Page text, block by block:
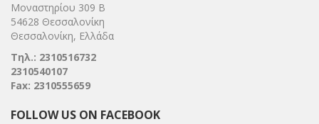
Μοναστηρίου 309 Β
54628 Θεσσαλονίκη
Θεσσαλονίκη, Ελλάδα
Τηλ.: 2310516732
2310540107
Fax: 2310555659
FOLLOW US ON FACEBOOK